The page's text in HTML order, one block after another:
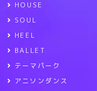
HOUSE
SOUL
HEEL
BALLET
テーマパーク
アニソンダンス